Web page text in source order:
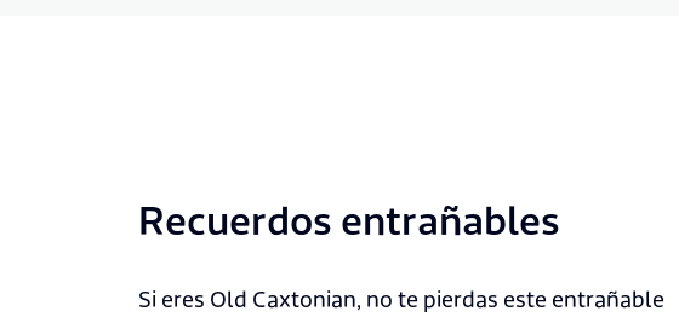
Recuerdos entrañables
Si eres Old Caxtonian, no te pierdas este entrañable